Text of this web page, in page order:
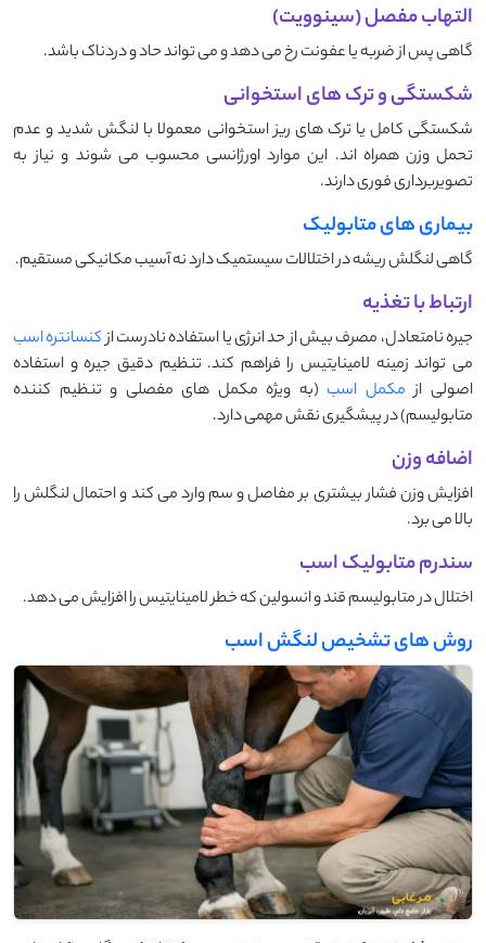
التهاب مفصل (سینوویت)
گاهی پس از ضربه یا عفونت رخ می ‌دهد و می ‌تواند حاد و دردناک باشد.
شکستگی و ترک ‌های استخوانی
شکستگی کامل یا ترک ‌های ریز استخوانی معمولا با لنگش شدید و عدم
تحمل وزن همراه‌ اند. این موارد اورژانسی محسوب می ‌شوند و نیاز به
تصویربرداری فوری دارند.
بیماری ‌های متابولیک
گاهی لنگلش ریشه در اختلالات سیستمیک دارد نه آسیب مکانیکی مستقیم.
ارتباط با تغذیه
جیره نامتعادل، مصرف بیش ‌از حد انرژی یا استفاده نادرست ازکنسانتره اسب
می ‌تواند زمینه لامینایتیس را فراهم کند. تنظیم دقیق جیره و استفاده
اصولی از مکمل اسب (به ‌ویژه مکمل ‌های مفصلی و تنظیم‌ کننده
متابولیسم) در پیشگیری نقش مهمی دارد.
اضافه وزن
افزایش وزن فشار بیشتری بر مفاصل و سم وارد می ‌کند و احتمال لنگلش را
بالا می‌ برد.
سندرم متابولیک اسب
اختلال در متابولیسم قند و انسولین که خطر لامینایتیس را افزایش می ‌دهد.
روش های تشخیص لنگش اسب